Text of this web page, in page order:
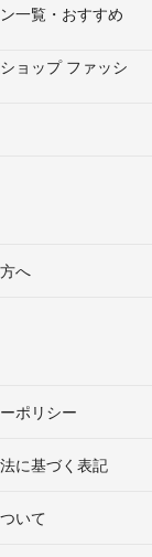
一覧・おすすめ
ョップ ファッシ
へ
ポリシー
に基づく表記
いて